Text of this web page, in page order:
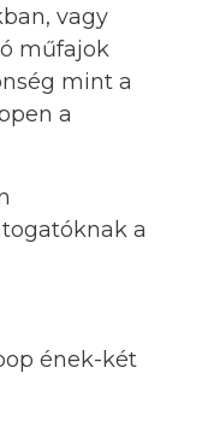
vagy
műfajok
mint a
a
a
ének-két